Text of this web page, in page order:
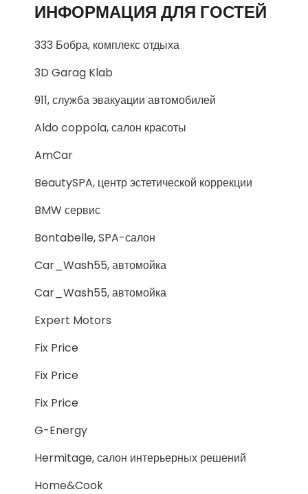
ИНФОРМАЦИЯ ДЛЯ ГОСТЕЙ
333 Бобра, комплекс отдыха
3D Garag Klab
911, служба эвакуации автомобилей
Aldo coppola, салон красоты
AmCar
BeautySPA, центр эстетической коррекции
BMW сервис
Bontabelle, SPA-салон
Car_Wash55, автомойка
Car_Wash55, автомойка
Expert Motors
Fix Price
Fix Price
Fix Price
G-Energy
Hermitage, салон интерьерных решений
Home&Cook